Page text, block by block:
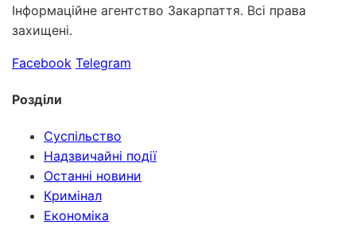
Інформаційне агентство Закарпаття. Всі права
захищені.
Facebook Telegram
Розділи
Суспільство
Надзвичайні події
Останні новини
Кримінал
Економіка